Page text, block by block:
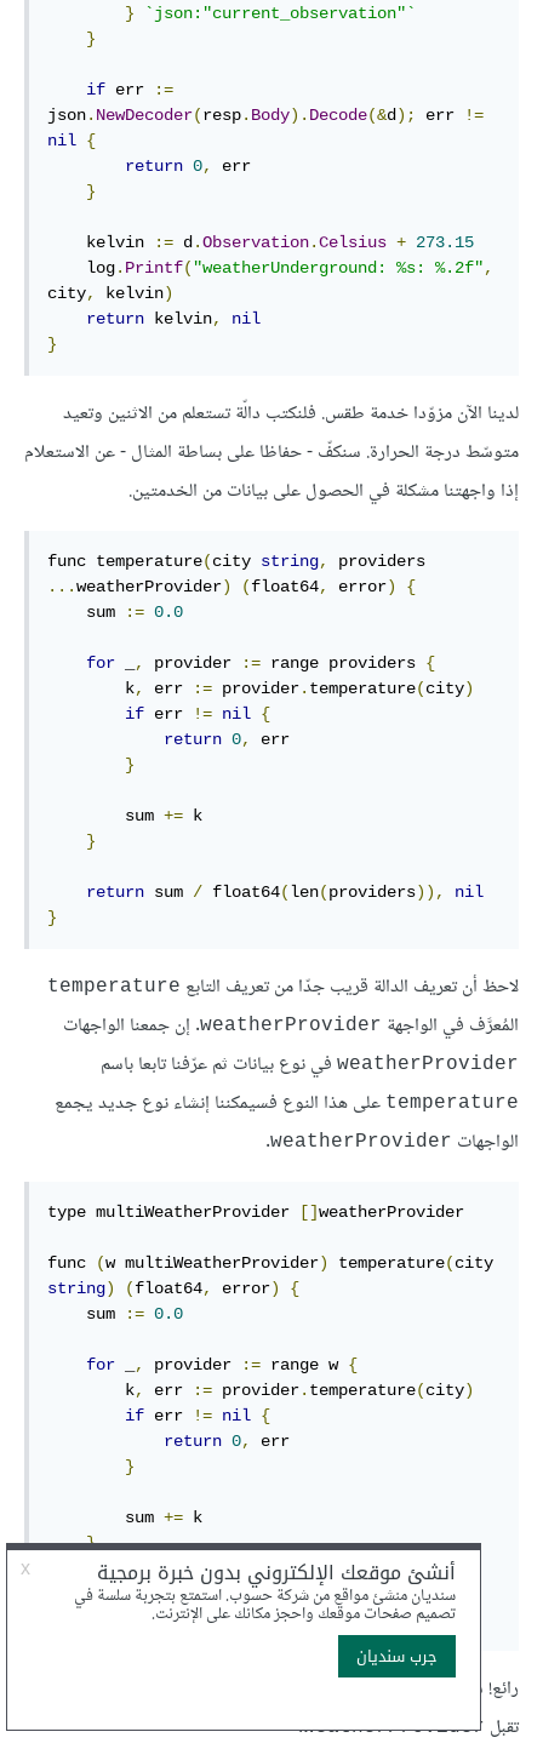
}
`json:"current_observation"`
}
if err
:=
json. NewDecoder(resp. Body). Decode(&d ); err
!=
nil {
return 0,
err
}
    kelvin
:= d .Observation.Celsius + 273.15
    log
. Printf( "weatherUnderground: %s: %.2f",
city, kelvin)
return kelvin,
nil
}
لدينا الآن مزوّدا خدمة طقس. فلنكتب دالّة تستعلم من الاثنين وتعيد
متوسّط درجة الحرارة. سنكفّ - حفاظا على بساطة المثال - عن الاستعلام
إذا واجهتنا مشكلة في الحصول على بيانات من الخدمتين.
func temperature(city string,
...weatherProvider) (float64, error)
{
    sum
:= 0.0
for , provider := range providers {
        k
, err := provider. temperature(city)
if err != nil {
return 0,
err
}
        sum
+= k
}
return sum / float64(len(providers)),
nil
}
لاحظ أن تعريف الدالة قريب جدّا من تعريف التابع temperature
المُعرَّف في الواجهة weatherProvider. إن جمعنا الواجهات
weatherProvider في نوع بيانات ثم عرّفنا تابعا باسم
temperature على هذا النوع فسيمكننا إنشاء نوع جديد يجمع
الواجهات weatherProvider
.
type multiWeatherProvider []weatherProvider
func (w multiWeatherProvider) temperature(
string) (float64, error)
{
    sum
:= 0.0
for , provider := range w {
        k
, err := provider. temperature(city)
if err != nil {
return 0,
err
}
        sum
+= k
}
return sum / float64(len(w)),
nil
رائع! سنتمكّن من تمرير
تقبل weatherProvider
.